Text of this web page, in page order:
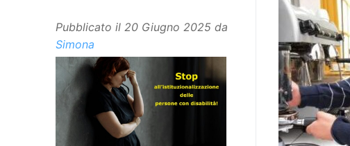
Pubblicato il 20 Giugno 2025 da
Simona